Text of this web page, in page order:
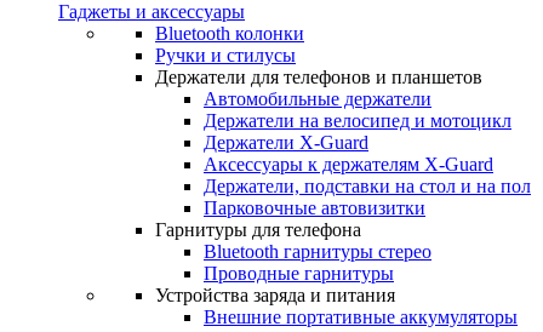
Гаджеты и аксессуары
Bluetooth колонки
Ручки и стилусы
Держатели для телефонов и планшетов
Автомобильные держатели
Держатели на велосипед и мотоцикл
Держатели X-Guard
Аксессуары к держателям X-Guard
Держатели, подставки на стол и на пол
Парковочные автовизитки
Гарнитуры для телефона
Bluetooth гарнитуры стерео
Проводные гарнитуры
Устройства заряда и питания
Внешние портативные аккумуляторы